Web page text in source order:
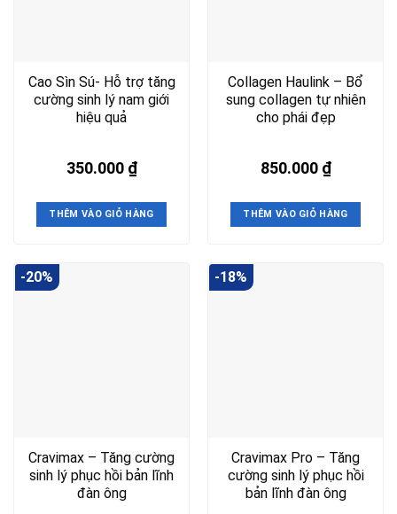
Cao Sìn Sú- Hỗ trợ tăng
cường sinh lý nam giới
hiệu quả
350.000 ₫
THÊM VÀO GIỎ HÀNG
Collagen Haulink – Bổ
sung collagen tự nhiên
cho phái đẹp
850.000 ₫
THÊM VÀO GIỎ HÀNG
-20%
Cravimax – Tăng cường
sinh lý phục hồi bản lĩnh
đàn ông
-18%
Cravimax Pro – Tăng
cường sinh lý phục hồi
bản lĩnh đàn ông